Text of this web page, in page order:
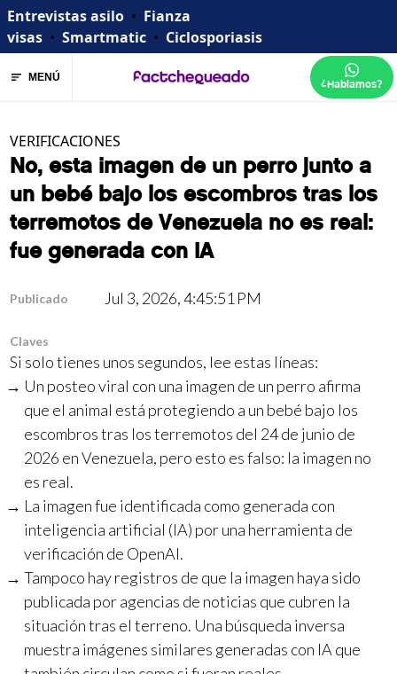
Entrevistas asilo • Fianza
visas • Smartmatic • Ciclosporiasis
MENÚ ¿Hablamos?
VERIFICACIONES
No, esta imagen de un perro junto a
un bebé bajo los escombros tras los
terremotos de Venezuela no es real:
fue generada con IA
Publicado Jul 3, 2026, 4:45:51 PM
Claves
Si solo tienes unos segundos, lee estas líneas:
Un posteo viral con una imagen de un perro afirma
que el animal está protegiendo a un bebé bajo los
escombros tras los terremotos del 24 de junio de
2026 en Venezuela, pero esto es falso: la imagen no
es real.
La imagen fue identificada como generada con
inteligencia artificial (IA) por una herramienta de
verificación de OpenAI.
Tampoco hay registros de que la imagen haya sido
publicada por agencias de noticias que cubren la
situación tras el terreno. Una búsqueda inversa
muestra imágenes similares generadas con IA que